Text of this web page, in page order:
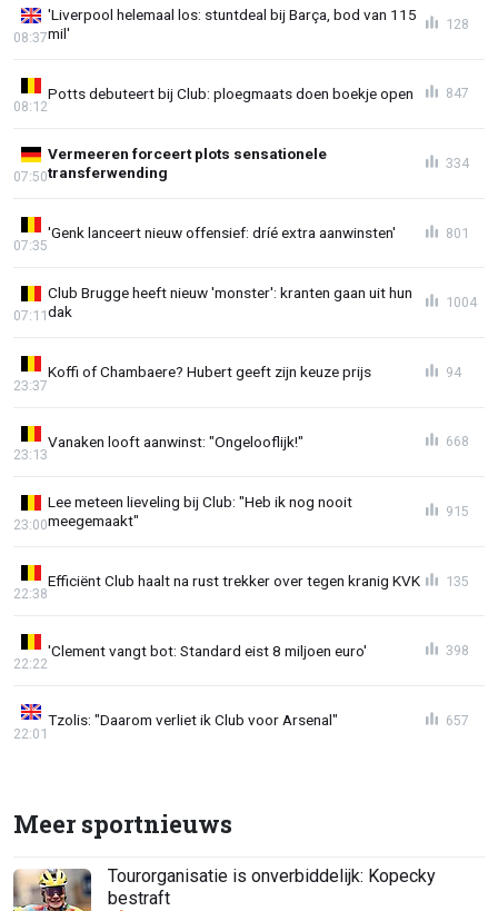
'Liverpool helemaal los: stuntdeal bij Barça, bod van 115
mil'
08:37
128
Potts debuteert bij Club: ploegmaats doen boekje open
08:12
847
Vermeeren forceert plots sensationele
transferwending
07:50
334
'Genk lanceert nieuw offensief: dríé extra aanwinsten'
07:35
801
Club Brugge heeft nieuw 'monster': kranten gaan uit hun
dak
07:11
1004
Koffi of Chambaere? Hubert geeft zijn keuze prijs
23:37
94
Vanaken looft aanwinst: "Ongelooflijk!"
23:13
668
Lee meteen lieveling bij Club: "Heb ik nog nooit
meegemaakt"
23:00
915
Efficiënt Club haalt na rust trekker over tegen kranig KVK
22:38
135
'Clement vangt bot: Standard eist 8 miljoen euro'
22:22
398
Tzolis: "Daarom verliet ik Club voor Arsenal"
22:01
657
Meer sportnieuws
Tourorganisatie is onverbiddelijk: Kopecky
bestraft